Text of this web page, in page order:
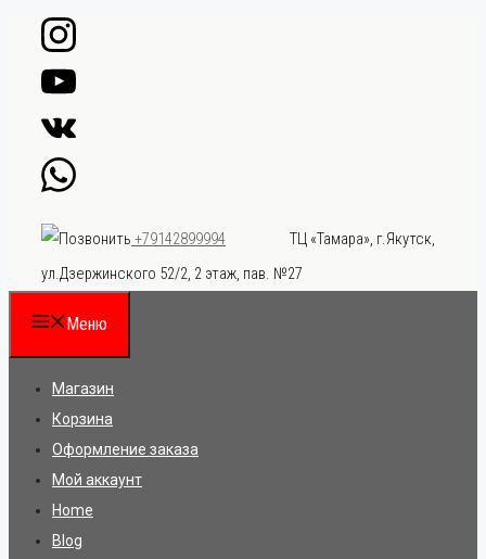
Перейти
содержимому
+79142899994
ТЦ «Тамара», г.Якутск,
ул.Дзержинского 52/2, 2 этаж, пав. №27
Меню
Магазин
Корзина
Оформление заказа
Мой аккаунт
Home
Blog